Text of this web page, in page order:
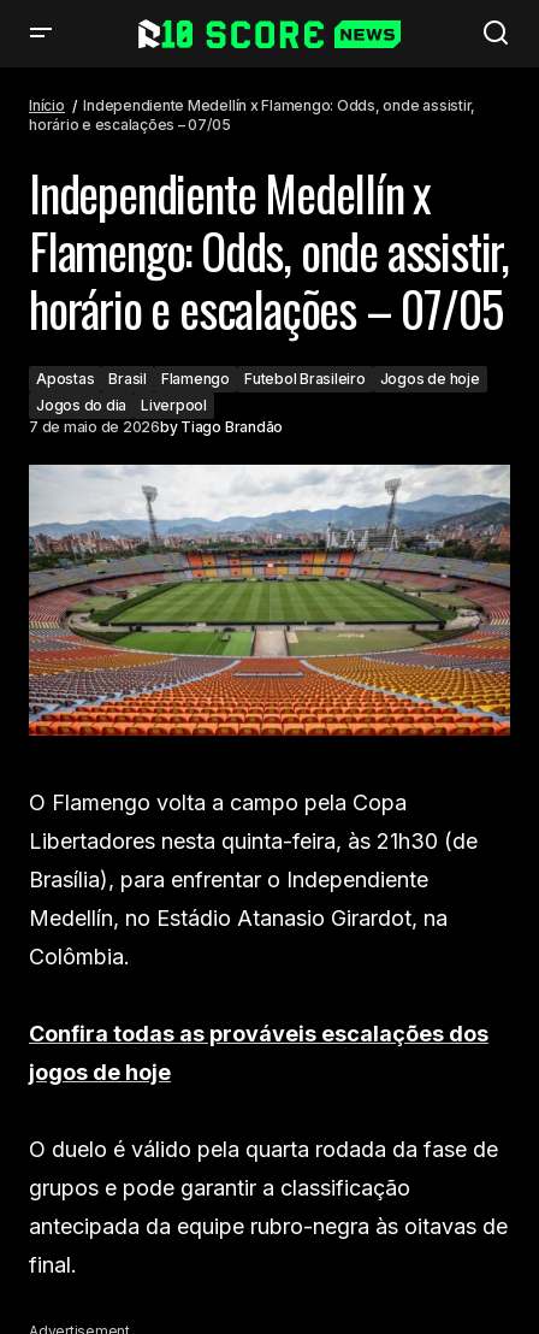
escalações – 07/05
Início
Independiente Medellín x Flamengo: Odds, onde assistir,
horário e escalações – 07/05
Independiente Medellín x
Flamengo: Odds, onde assistir,
horário e escalações – 07/05
Apostas Brasil Flamengo Futebol Brasileiro
Jogos de hoje
Jogos do dia
Liverpool
7 de maio de 2026by Tiago Brandão
O Flamengo volta a campo pela Copa
Libertadores nesta quinta-feira, às 21h30 (de
Brasília), para enfrentar o Independiente
Medellín, no Estádio Atanasio Girardot, na
Colômbia.
Confira todas as prováveis escalações dos
jogos de hoje
O duelo é válido pela quarta rodada da fase de
grupos e pode garantir a classificação
antecipada da equipe rubro-negra às oitavas de
final.